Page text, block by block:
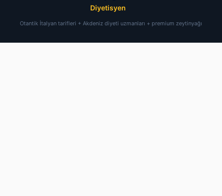
Diyetisyen
Otantik İtalyan tarifleri + Akdeniz diyeti uzmanları + premium zeytinyağı